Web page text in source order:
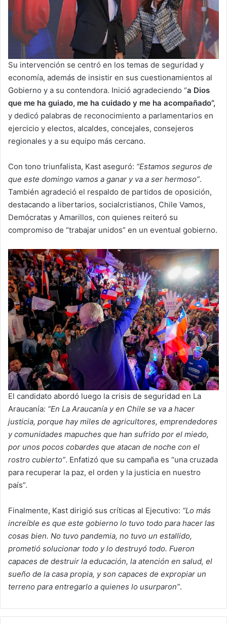
Su intervención se centró en los temas de seguridad y
economía, además de insistir en sus cuestionamientos al
Gobierno y a su contendora. Inició agradeciendo “a Dios
que me ha guiado, me ha cuidado y me ha acompañado”,
y dedicó palabras de reconocimiento a parlamentarios en
ejercicio y electos, alcaldes, concejales, consejeros
regionales y a su equipo más cercano.
Con tono triunfalista, Kast aseguró: “Estamos seguros de
que este domingo vamos a ganar y va a ser hermoso”.
También agradeció el respaldo de partidos de oposición,
destacando a libertarios, socialcristianos, Chile Vamos,
Demócratas y Amarillos, con quienes reiteró su
compromiso de “trabajar unidos” en un eventual gobierno.
El candidato abordó luego la crisis de seguridad en La
Araucanía: “En La Araucanía y en Chile se va a hacer
justicia, porque hay miles de agricultores, emprendedores
y comunidades mapuches que han sufrido por el miedo,
por unos pocos cobardes que atacan de noche con el
rostro cubierto”. Enfatizó que su campaña es “una cruzada
para recuperar la paz, el orden y la justicia en nuestro
país”.
Finalmente, Kast dirigió sus críticas al Ejecutivo: “Lo más
increíble es que este gobierno lo tuvo todo para hacer las
cosas bien. No tuvo pandemia, no tuvo un estallido,
prometió solucionar todo y lo destruyó todo. Fueron
capaces de destruir la educación, la atención en salud, el
sueño de la casa propia, y son capaces de expropiar un
terreno para entregarlo a quienes lo usurparon”.